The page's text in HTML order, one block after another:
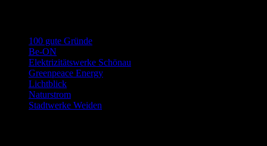
100 gute Gründe
Be-ON
Elektrizitätswerke Schönau
Greenpeace Energy
Lichtblick
Naturstrom
Stadtwerke Weiden